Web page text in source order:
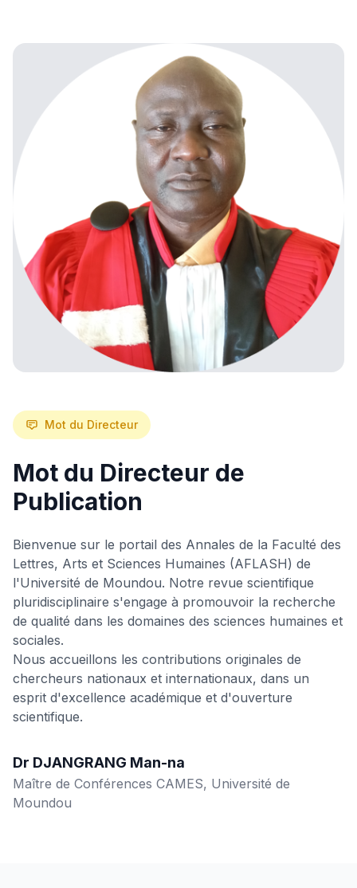
Mot du Directeur
Mot du Directeur de
Publication
Bienvenue sur le portail des Annales de la Faculté des
Lettres, Arts et Sciences Humaines (AFLASH) de
l'Université de Moundou. Notre revue scientifique
pluridisciplinaire s'engage à promouvoir la recherche
de qualité dans les domaines des sciences humaines et
sociales.
Nous accueillons les contributions originales de
chercheurs nationaux et internationaux, dans un
esprit d'excellence académique et d'ouverture
scientifique.
Dr DJANGRANG Man-na
Maître de Conférences CAMES, Université de
Moundou